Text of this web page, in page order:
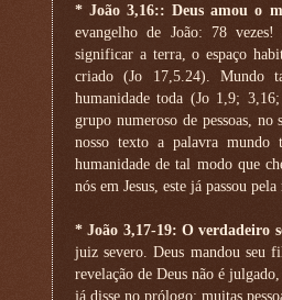
* João 3,16:: Deus amou o
evangelho de João: 78
significar a terra, o espaço
criado (Jo 17,5.24). Mundo
humanidade toda (Jo 1,9;
grupo numeroso de pessoas,
nosso texto a palavra mundo
humanidade de tal modo que
nós em Jesus, este já passou
* João 3,17-19: O verdadeiro
juiz severo. Deus mandou seu
revelação de Deus não é
já disse no prólogo: muitas